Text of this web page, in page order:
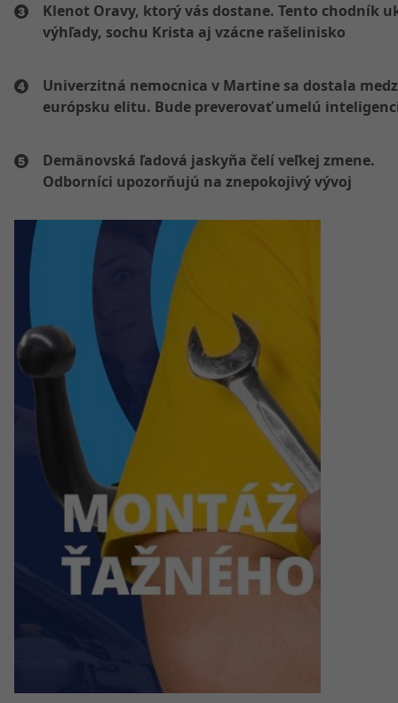
Klenot Oravy, ktorý vás dostane. Tento chodník
výhľady, sochu Krista aj vzácne rašelinisko
Univerzitná nemocnica v Martine sa dostala
európsku elitu. Bude preverovať umelú
Demänovská ľadová jaskyňa čelí veľkej zmene.
Odborníci upozorňujú na znepokojivý vývoj